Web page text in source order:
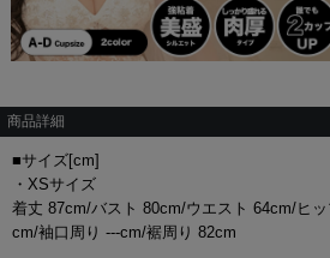
商品詳細
■サイズ[cm]
・XSサイズ
着丈 87cm/バスト 80cm/ウエスト 64cm/ヒ
cm/袖口周り ---cm/裾周り 82cm